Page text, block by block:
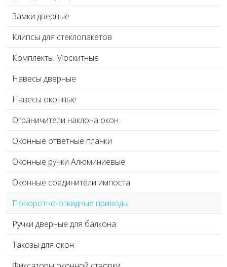
Замки дверные
Клипсы для стеклопакетов
Комплекты Москитные
Навесы дверные
Навесы оконные
Ограничители наклона окон
Оконные ответные планки
Оконные ручки Алюминиевые
Оконные соединители импоста
Поворотно-откидные приводы
Ручки дверные для балкона
Такозы для окон